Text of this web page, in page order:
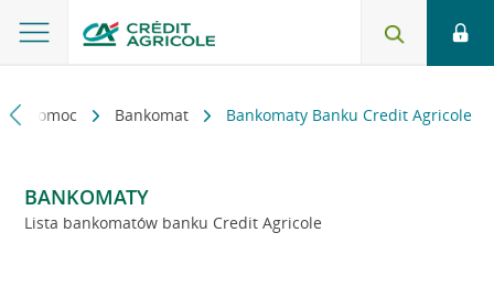
i pomoc Bankomat Bankomaty Banku Credit Agricole
BANKOMATY
Lista bankomatów banku Credit Agricole